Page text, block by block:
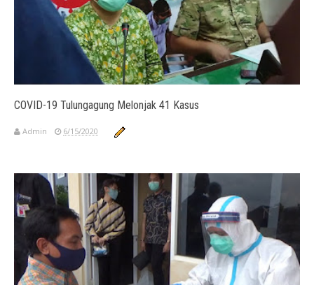
COVID-19 Tulungagung Melonjak 41 Kasus
Admin 6/15/2020